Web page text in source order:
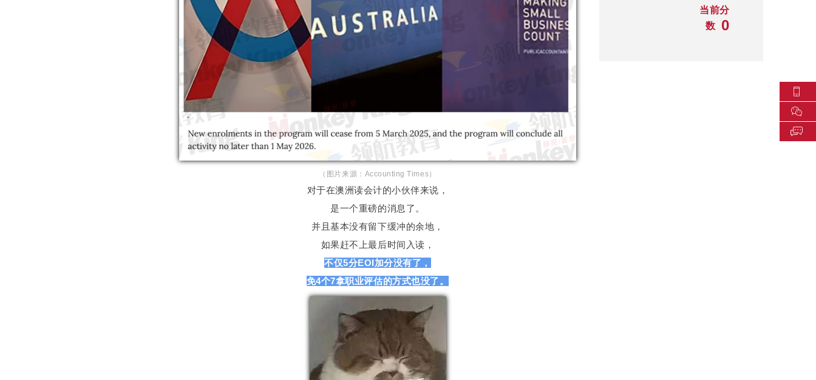
（图片来源：Accounting Times）
对于在澳洲读会计的小伙伴来说，
是一个重磅的消息了。
并且基本没有留下缓冲的余地，
如果赶不上最后时间入读，
不仅5分EOI加分没有了，
免4个7拿职业评估的方式也没了。
当前分
数
0